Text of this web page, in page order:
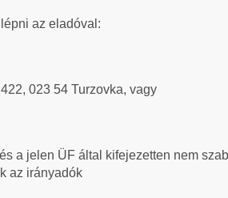
az eladóval:
023 54 Turzovka, vagy
a jelen ÜF által kifejezetten nem
az irányadók